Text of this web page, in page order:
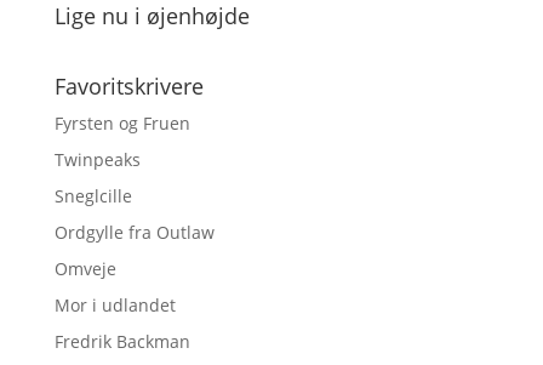
Lige nu i øjenhøjde
Favoritskrivere
Fyrsten og Fruen
Twinpeaks
Sneglcille
Ordgylle fra Outlaw
Omveje
Mor i udlandet
Fredrik Backman